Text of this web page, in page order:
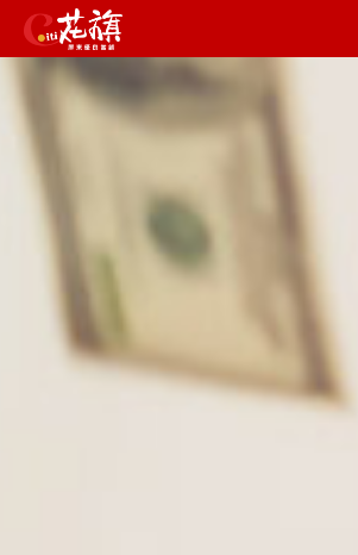
屏東機車借款解決您所有的借貸疑慮，完全了解